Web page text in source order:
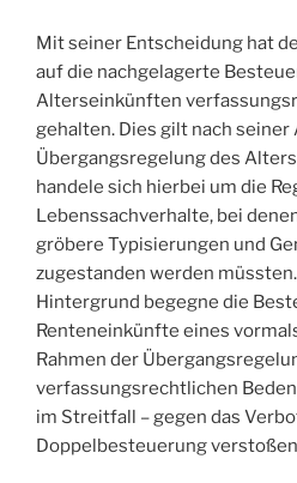
Mit seiner Entscheidung hat
auf die nachgelagerte
Alterseinkünften
gehalten. Dies gilt nach
Übergangsregelung des
handele sich hierbei um die
Lebenssachverhalte, bei
gröbere Typisierungen und
zugestanden werden
Hintergrund begegne die
Renteneinkünfte eines
Rahmen der
verfassungsrechtlichen
im Streitfall – gegen das
Doppelbesteuerung